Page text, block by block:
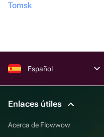
Tomsk
Español
Enlaces útiles
Acerca de Flowwow